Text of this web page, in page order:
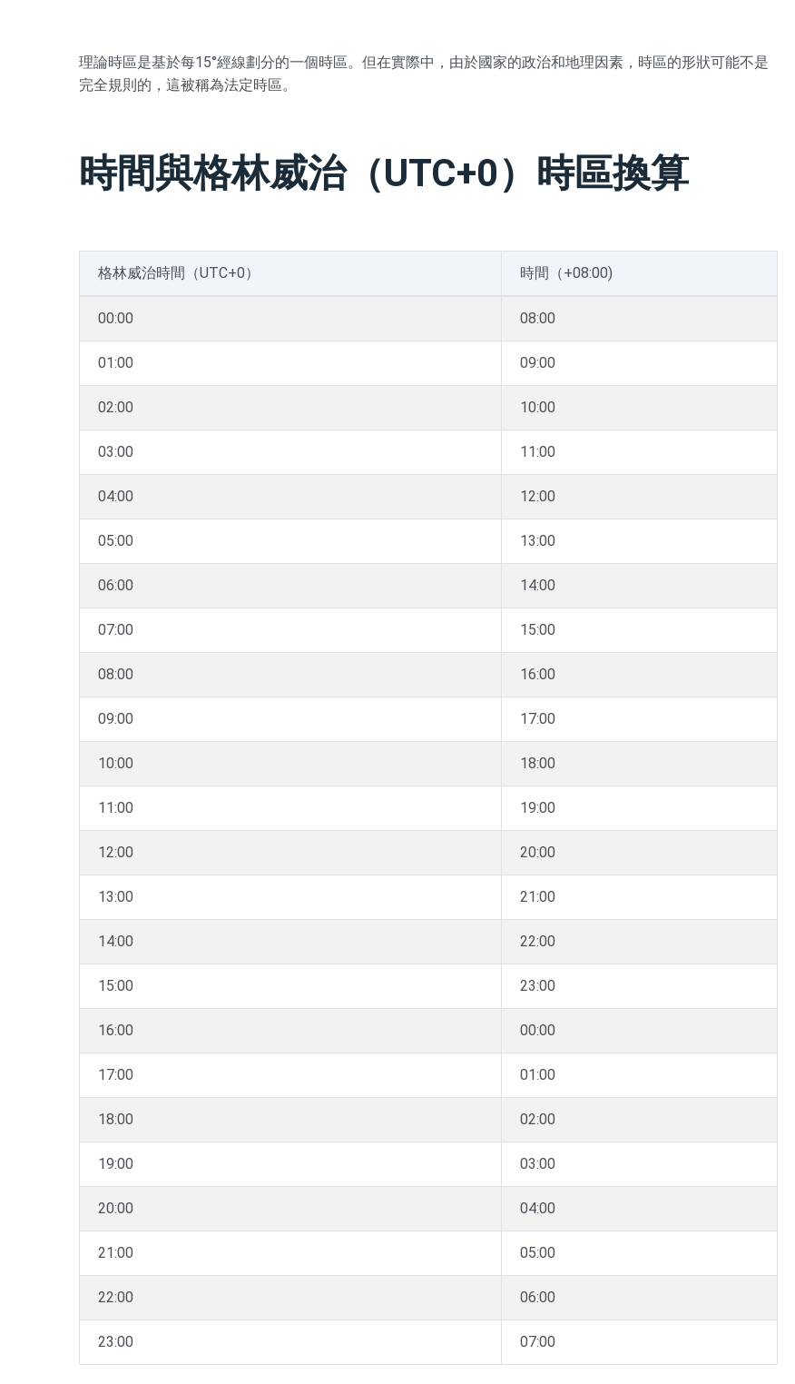
理論時區是基於每15°經線劃分的一個時區。但在實際中，由於國家的政治和地理因素，時區的形狀可能不是
完全規則的，這被稱為法定時區。
時間與格林威治（UTC+0）時區換算
格林威治時間（UTC+0） 時間（+08:00)
00:00 08:00
01:00 09:00
02:00 10:00
03:00 11:00
04:00 12:00
05:00 13:00
06:00 14:00
07:00 15:00
08:00 16:00
09:00 17:00
10:00 18:00
11:00 19:00
12:00 20:00
13:00 21:00
14:00 22:00
15:00 23:00
16:00 00:00
17:00 01:00
18:00 02:00
19:00 03:00
20:00 04:00
21:00 05:00
22:00 06:00
23:00 07:00